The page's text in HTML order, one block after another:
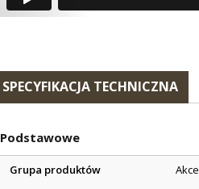
SPECYFIKACJA TECHNICZNA
Podstawowe
Grupa produktów